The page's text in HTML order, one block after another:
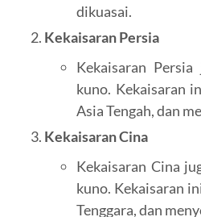
dikuasai.
Kekaisaran Persia
Kekaisaran
kuno. Kekaisaran
Asia Tengah, dan
Kekaisaran Cina
Kekaisaran Cina
kuno. Kekaisaran
Tenggara, dan